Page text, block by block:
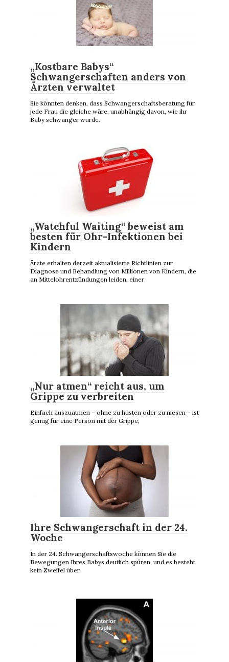
„Kostbare Babys“
Schwangerschaften anders von
Ärzten verwaltet
Sie könnten denken, dass Schwangerschaftsberatung für
jede Frau die gleiche wäre, unabhängig davon, wie ihr
Baby schwanger wurde.
„Watchful Waiting“ beweist am
besten für Ohr-Infektionen bei
Kindern
Ärzte erhalten derzeit aktualisierte Richtlinien zur
Diagnose und Behandlung von Millionen von Kindern, die
an Mittelohrentzündungen leiden, einer
„Nur atmen“ reicht aus, um
Grippe zu verbreiten
Einfach auszuatmen – ohne zu husten oder zu niesen – ist
genug für eine Person mit der Grippe,
Ihre Schwangerschaft in der 24.
Woche
In der 24. Schwangerschaftswoche können Sie die
Bewegungen Ihres Babys deutlich spüren, und es besteht
kein Zweifel über